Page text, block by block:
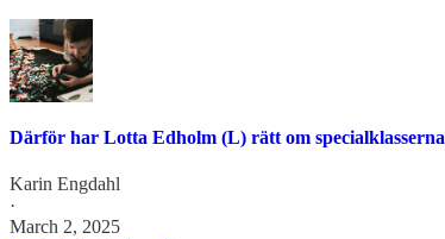
Därför har Lotta Edholm (L) rätt om specialklasserna
Karin Engdahl
·
March 2, 2025